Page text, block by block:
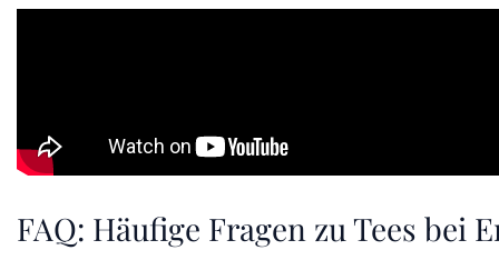
FAQ: Häufige Fragen zu Tees bei